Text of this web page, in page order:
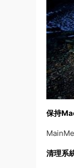
保持
清理系